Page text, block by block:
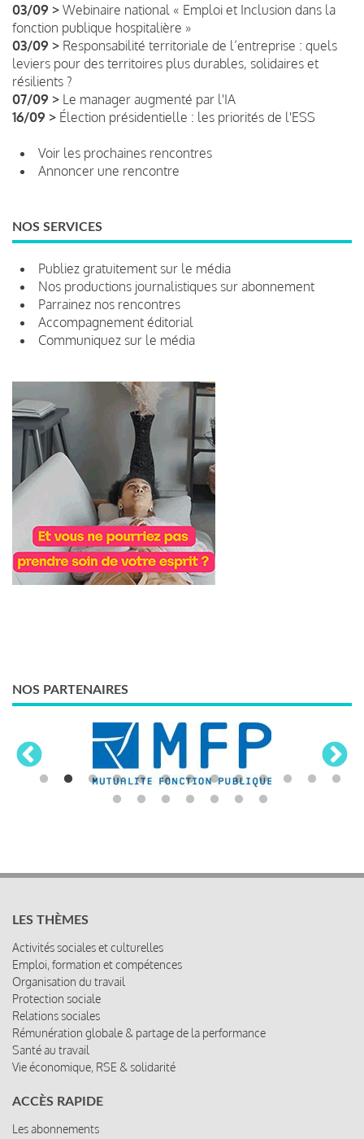
03/09 > Webinaire national « Emploi et Inclusion dans la
fonction publique hospitalière »
03/09 > Responsabilité territoriale de l’entreprise : quels
leviers pour des territoires plus durables, solidaires et
résilients ?
07/09 > Le manager augmenté par l'IA
16/09 > Élection présidentielle : les priorités de l'ESS
Voir les prochaines rencontres
Annoncer une rencontre
NOS SERVICES
Publiez gratuitement sur le média
Nos productions journalistiques sur abonnement
Parrainez nos rencontres
Accompagnement éditorial
Communiquez sur le média
NOS PARTENAIRES
LES THÈMES
Activités sociales et culturelles
Emploi, formation et compétences
Organisation du travail
Protection sociale
Relations sociales
Rémunération globale & partage de la performance
Vie économique, RSE & solidarité